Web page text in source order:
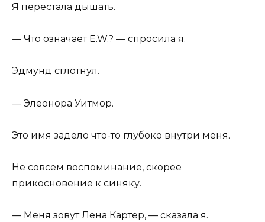
Я перестала дышать.
— Что означает E.W.? — спросила я.
Эдмунд сглотнул.
— Элеонора Уитмор.
Это имя задело что-то глубоко внутри меня.
Не совсем воспоминание, скорее
прикосновение к синяку.
— Меня зовут Лена Картер, — сказала я.